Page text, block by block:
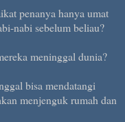
penanya hanya umat
nabi sebelum beliau?
meninggal dunia?
bisa mendatangi
menjenguk rumah dan